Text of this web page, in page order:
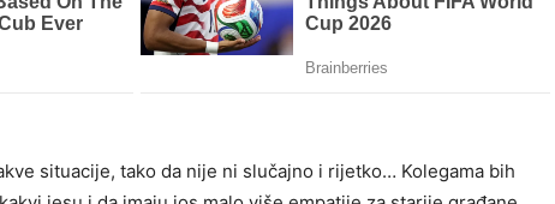
situacije, tako da nije ni slučajno i rijetko… Kolegama bih